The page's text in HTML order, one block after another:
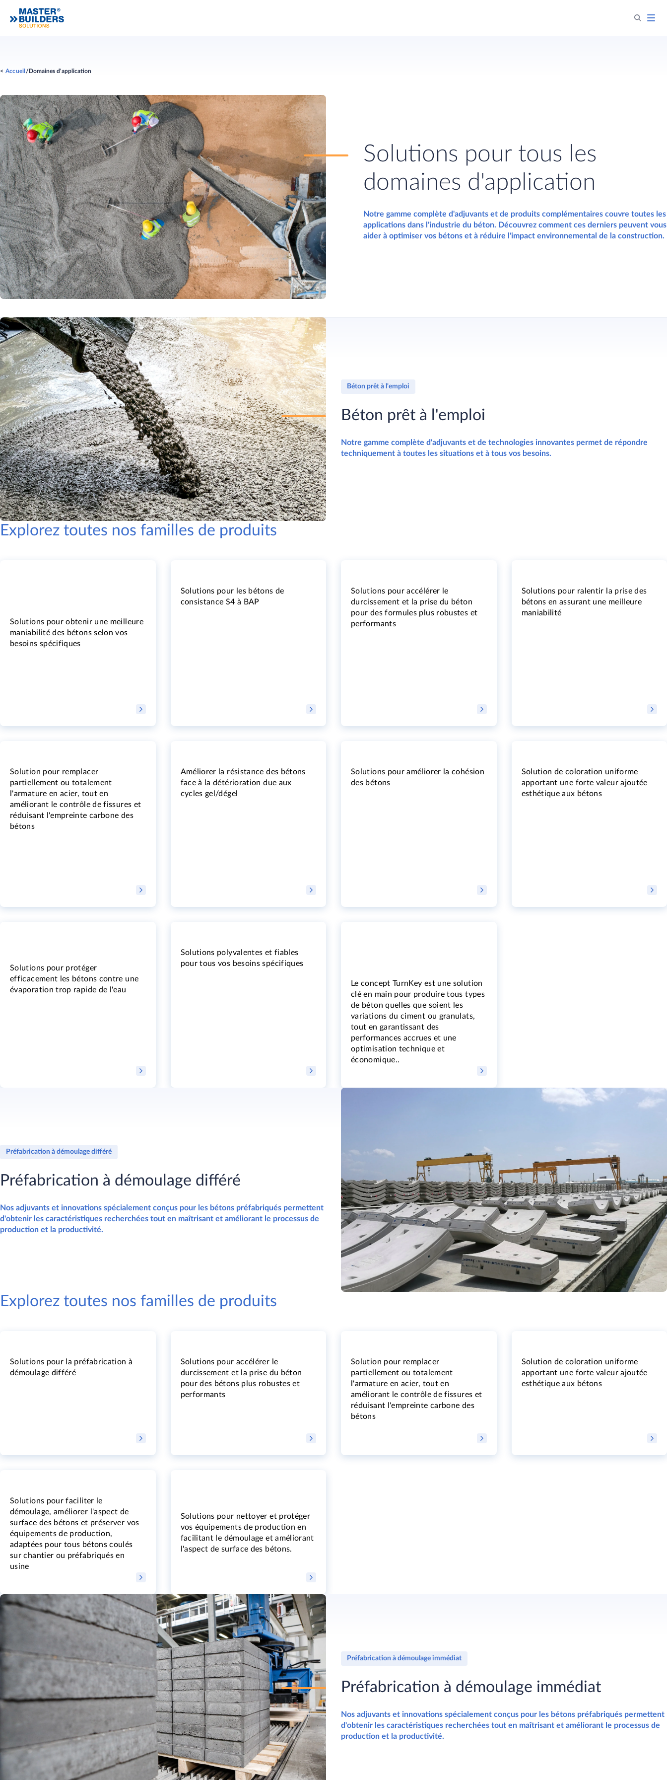
Accueil Domaines d'application
Solutions pour tous les
domaines d'application
Notre gamme complète d'adjuvants et de produits complémentaires couvre toutes les
applications dans l'industrie du béton. Découvrez comment ces derniers peuvent vous
aider à optimiser vos bétons et à réduire l'impact environnemental de la construction.
Béton prêt à l'emploi
Béton prêt à l'emploi
Notre gamme complète d'adjuvants et de technologies innovantes permet de répondre
techniquement à toutes les situations et à tous vos besoins.
Explorez toutes nos familles de produits
Solutions pour obtenir une meilleure
maniabilité des bétons selon vos
besoins spécifiques
Solutions pour les bétons de
consistance S4 à BAP
Solutions pour accélérer le
durcissement et la prise du béton
pour des formules plus robustes et
performants
Solutions pour ralentir la prise des
bétons en assurant une meilleure
maniabilité
Solution pour remplacer
partiellement ou totalement
l'armature en acier, tout en
améliorant le contrôle de fissures et
réduisant l'empreinte carbone des
bétons
Améliorer la résistance des bétons
face à la détérioration due aux
cycles gel/dégel
Solutions pour améliorer la cohésion
des bétons
Solution de coloration uniforme
apportant une forte valeur ajoutée
esthétique aux bétons
Solutions pour protéger
efficacement les bétons contre une
évaporation trop rapide de l'eau
Solutions polyvalentes et fiables
pour tous vos besoins spécifiques
Le concept TurnKey est une solution
clé en main pour produire tous types
de béton quelles que soient les
variations du ciment ou granulats,
tout en garantissant des
performances accrues et une
optimisation technique et
économique..
Préfabrication à démoulage différé
Préfabrication à démoulage différé
Nos adjuvants et innovations spécialement conçus pour les bétons préfabriqués permettent
d'obtenir les caractéristiques recherchées tout en maîtrisant et améliorant le processus de
production et la productivité.
Explorez toutes nos familles de produits
Solutions pour la préfabrication à
démoulage différé
Solutions pour accélérer le
durcissement et la prise du béton
pour des bétons plus robustes et
performants
Solution pour remplacer
partiellement ou totalement
l'armature en acier, tout en
améliorant le contrôle de fissures et
réduisant l'empreinte carbone des
bétons
Solution de coloration uniforme
apportant une forte valeur ajoutée
esthétique aux bétons
Solutions pour faciliter le
démoulage, améliorer l'aspect de
surface des bétons et préserver vos
équipements de production,
adaptées pour tous bétons coulés
sur chantier ou préfabriqués en
usine
Solutions pour nettoyer et protéger
vos équipements de production en
facilitant le démoulage et améliorant
l'aspect de surface des bétons.
Préfabrication à démoulage immédiat
Préfabrication à démoulage immédiat
Nos adjuvants et innovations spécialement conçus pour les bétons préfabriqués permettent
d'obtenir les caractéristiques recherchées tout en maîtrisant et améliorant le processus de
production et la productivité.